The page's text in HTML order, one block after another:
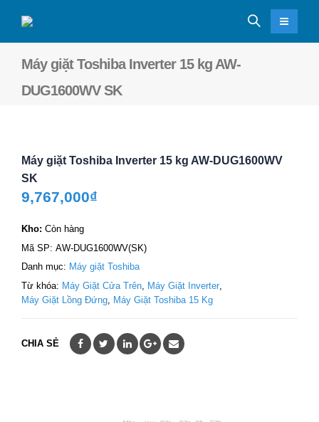
Máy giặt Toshiba Inverter 15 kg AW-
DUG1600WV SK
Máy giặt Toshiba Inverter 15 kg AW-DUG1600WV
SK
9,767,000₫
Kho: Còn hàng
Mã SP: AW-DUG1600WV(SK)
Danh mục: Máy giặt Toshiba
Từ khóa: Máy Giặt Cửa Trên Máy Giặt Inverter
Máy Giặt Lồng Đứng Máy Giặt Toshiba 15 Kg
CHIA SẺ